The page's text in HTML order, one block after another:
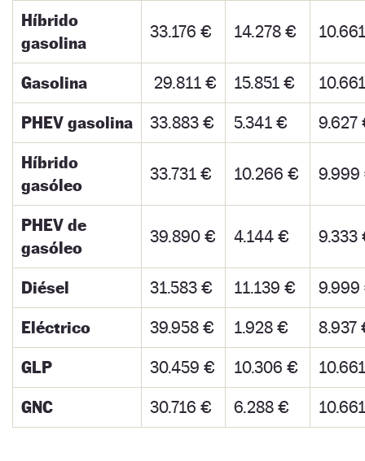
Híbrido
gasolina
33.176 € 14.278 €
Gasolina 29.811 € 15.851 €
PHEV gasolina 33.883 € 5.341 € 9.627
Híbrido
gasóleo
33.731 € 10.266 € 9.999
PHEV de
gasóleo
39.890 € 4.144 € 9.333
Diésel 31.583 € 11.139 € 9.999
Eléctrico 39.958 € 1.928 € 8.937
GLP 30.459 € 10.306 €
GNC 30.716 € 6.288 €